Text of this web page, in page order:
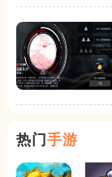
热门手游